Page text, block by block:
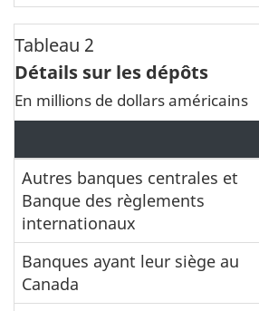
Tableau 2
Détails sur les dépôts
En millions de dollars américains
Autres banques centrales et
Banque des règlements
internationaux
Banques ayant leur siège au
Canada